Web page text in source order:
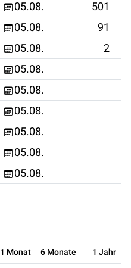
05.08. 501
05.08. 91
05.08.
2
05.08.
05.08.
05.08.
05.08.
05.08.
05.08.
1 Monat 6 Monate 1 Jahr